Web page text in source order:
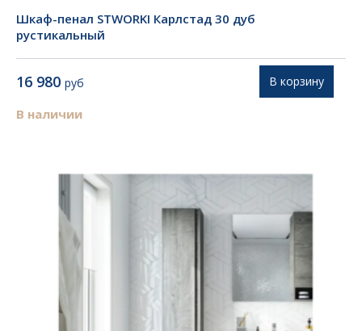
Шкаф-пенал STWORKI Карлстад 30 дуб
рустикальный
16 980 руб
В наличии
В корзину